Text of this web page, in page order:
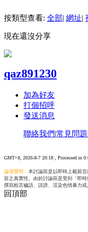
按類型查看: 全部| 網址|
現在還沒分享
qaz891230
加為好友
打個招呼
發送消息
聯絡我們|常見問題
GMT+8, 2026-8-7 20:18 , Processed in
論壇聲明： 本討論區是以即時上載留
容之真實性。由於討論區是受到「即
撰寫粗言穢語、誹謗、渲染色情暴力
回頂部